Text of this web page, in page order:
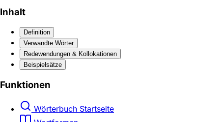
Inhalt
Definition
Verwandte Wörter
Redewendungen & Kollokationen
Beispielsätze
Funktionen
Wörterbuch Startseite